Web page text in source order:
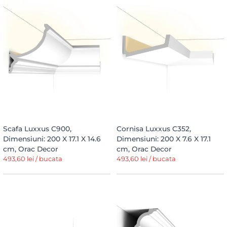
Scafa Luxxus C900,
Dimensiuni: 200 X 17.1 X 14.6
cm, Orac Decor
493,60 lei / bucata
Cornisa Luxxus C352,
Dimensiuni: 200 X 7.6 X 17.1
cm, Orac Decor
493,60 lei / bucata